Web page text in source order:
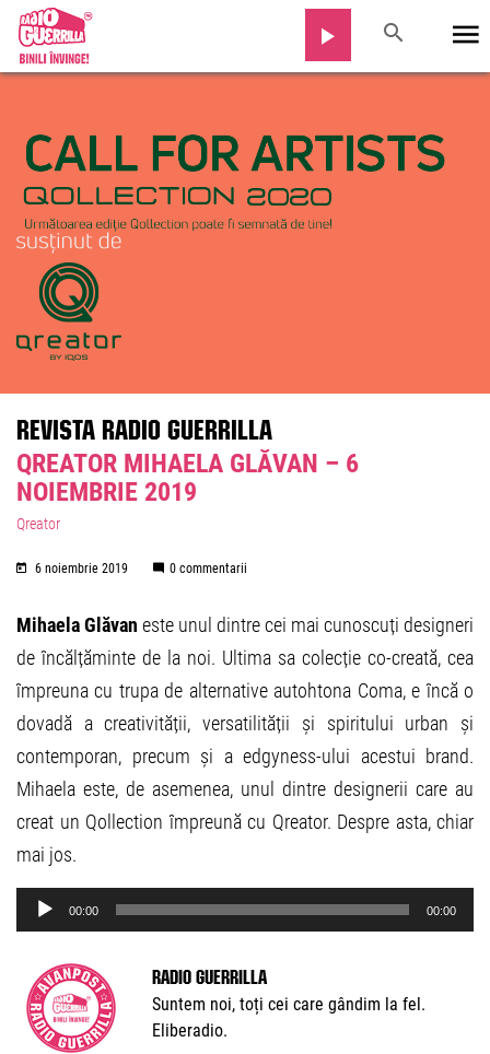
REVISTA RADIO GUERRILLA
QREATOR MIHAELA GLĂVAN – 6
NOIEMBRIE 2019
Qreator
6 noiembrie 2019 0 commentarii
Mihaela Glăvan este unul dintre cei mai cunoscuți designeri
de încălțăminte de la noi. Ultima sa colecție co-creată, cea
împreuna cu trupa de alternative autohtona Coma, e încă o
dovadă a creativității, versatilității și spiritului urban și
contemporan, precum și a edgyness-ului acestui brand.
Mihaela este, de asemenea, unul dintre designerii care au
creat un Qollection împreună cu Qreator. Despre asta, chiar
mai jos.
Audio
Player
00:00 00:00
Radio Guerrilla
Suntem noi, toți cei care gândim la fel.
Eliberadio.